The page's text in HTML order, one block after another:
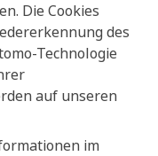
Die Cookies
des
Technologie
auf unseren
im